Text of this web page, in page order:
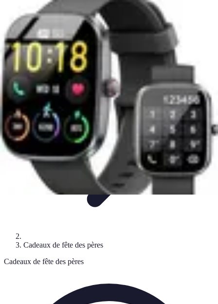
Idées Cadeaux Papa
CuisineÉcologieTechnologieAbonnements Personnalisation
Idées Cadeaux Papa
Cadeaux de fête des pères
Cadeaux de fête des pères